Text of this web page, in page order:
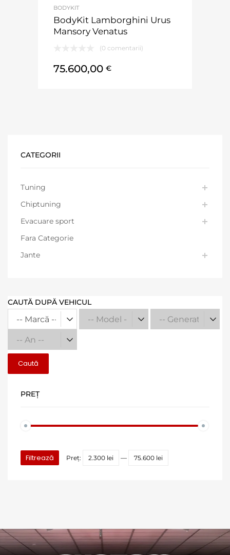
BODYKIT
BodyKit Lamborghini Urus
Mansory Venatus
(0 comentarii)
75.600,00 €
CATEGORII
Tuning
Chiptuning
Evacuare sport
Fara Categorie
Jante
CAUTĂ DUPĂ VEHICUL
Caută
PREȚ
Filtrează Preț: 2.300 lei — 75.600 lei